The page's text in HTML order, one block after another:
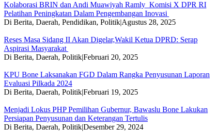
Kolaborasi BRIN dan Andi Muawiyah Ramly Komisi X DPR RI
Pelatihan Peningkatan Dalam Pengembangan Inovasi
Di Berita, Daerah, Pendidikan, Politik|Agustus 28, 2025
Reses Masa Sidang II Akan Digelar,Wakil Ketua DPRD: Serap
Aspirasi Masyarakat
Di Berita, Daerah, Politik|Februari 20, 2025
KPU Bone Laksanakan FGD Dalam Rangka Penyusunan Laporan
Evaluasi Pilkada 2024
Di Berita, Daerah, Politik|Februari 19, 2025
Menjadi Lokus PHP Pemilihan Gubernur, Bawaslu Bone Lakukan
Persiapan Penyusunan dan Keterangan Tertulis
Di Berita, Daerah, Politik|Desember 29, 2024